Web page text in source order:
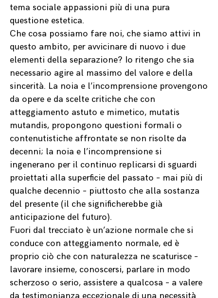
tema sociale appassioni più di una pura
questione estetica.
Che cosa possiamo fare noi, che siamo attivi in
questo ambito, per avvicinare di nuovo i due
elementi della separazione? Io ritengo che sia
necessario agire al massimo del valore e della
sincerità. La noia e l’incomprensione provengono
da opere e da scelte critiche che con
atteggiamento astuto e mimetico, mutatis
mutandis, propongono questioni formali o
contenutistiche affrontate se non risolte da
decenni; la noia e l’incomprensione si
ingenerano per il continuo replicarsi di sguardi
proiettati alla superficie del passato – mai più di
qualche decennio – piuttosto che alla sostanza
del presente (il che significherebbe già
anticipazione del futuro).
Fuori dal trecciato è un’azione normale che si
conduce con atteggiamento normale, ed è
proprio ciò che con naturalezza ne scaturisce –
lavorare insieme, conoscersi, parlare in modo
scherzoso o serio, assistere a qualcosa – a valere
da testimonianza eccezionale di una necessità